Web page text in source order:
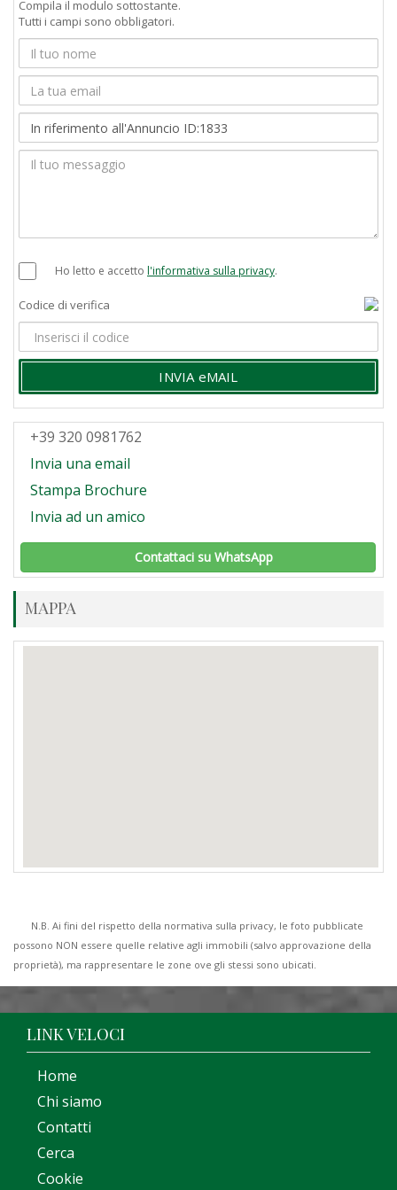
Compila il modulo sottostante.
Tutti i campi sono obbligatori.
Ho letto e accetto l'informativa sulla privacy.
Codice di verifica
INVIA eMAIL
+39 320 0981762
Invia una email
Stampa Brochure
Invia ad un amico
Contattaci su WhatsApp
MAPPA
N.B. Ai fini del rispetto della normativa sulla privacy, le foto pubblicate
possono NON essere quelle relative agli immobili (salvo approvazione della
proprietà), ma rappresentare le zone ove gli stessi sono ubicati.
LINK VELOCI
Home
Chi siamo
Contatti
Cerca
Cookie